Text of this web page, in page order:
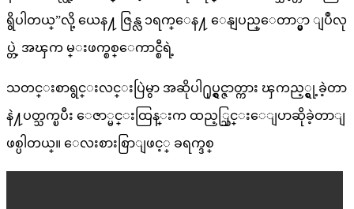
ရွိပါတယ္”လို့ ယေန႔ ဇြန္လ ၁ရက္ေန႔ ေနျပည္ေတာ္မွာ ျပဳလု
ပ္တဲ့ အၾက မ္းဖက္စစ္ေကာင္စီရဲ့
သတင္းစာရွင္းလင္းပြဲမွာ အဆိုပါ႐ုပ္ရွင္ဇာတ္ကား ၾကည့္ရွု့ခဲ့တာ
နဲ႔ပတ္သက္ၿပီး ေဇာ္မင္းထြန္းက ထည့္သြင္းေျပာဆိုခဲ့တာျ
ဖစ္ပါတယ္။ ေလးစားစြာျဖင့္ ခရက္ဒစ္